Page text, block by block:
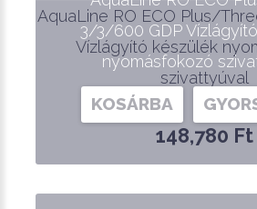
AquaLine RO ECO Plus/
Vízlágyító készülék
szivattyúval
148,780 Ft
3/3/600 GDP
nyomásfokozó
KOSÁRBA